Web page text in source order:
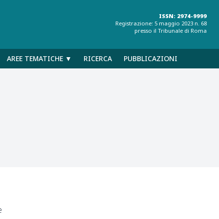
ISSN: 2974-9999
Registrazione: 5 maggio 2023 n. 68
presso il Tribunale di Roma
AREE TEMATICHE ▼ RICERCA PUBBLICAZIONI